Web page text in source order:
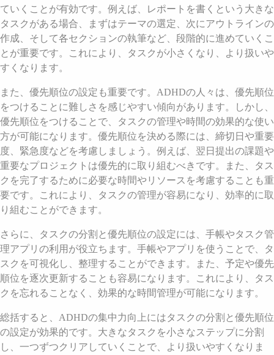
ていくことが有効です。例えば、レポートを書くという大きな
タスクがある場合、まずはテーマの選定、次にアウトラインの
作成、そして各セクションの執筆など、段階的に進めていくこ
とが重要です。これにより、タスクが小さくなり、より扱いや
すくなります。
また、優先順位の設定も重要です。ADHDの人々は、優先順位
をつけることに難しさを感じやすい傾向があります。しかし、
優先順位をつけることで、タスクの管理や時間の効果的な使い
方が可能になります。優先順位を決める際には、締切日や重要
度、緊急度などを考慮しましょう。例えば、翌日提出の課題や
重要なプロジェクトは優先的に取り組むべきです。また、タス
クを完了するために必要な時間やリソースを考慮することも重
要です。これにより、タスクの管理が容易になり、効率的に取
り組むことができます。
さらに、タスクの分割と優先順位の設定には、手帳やタスク管
理アプリの利用が役立ちます。手帳やアプリを使うことで、タ
スクを可視化し、整理することができます。また、予定や優先
順位を逐次更新することも容易になります。これにより、タス
クを忘れることなく、効果的な時間管理が可能になります。
総括すると、ADHDの集中力向上にはタスクの分割と優先順位
の設定が効果的です。大きなタスクを小さなステップに分割
し、一つずつクリアしていくことで、より扱いやすくなりま